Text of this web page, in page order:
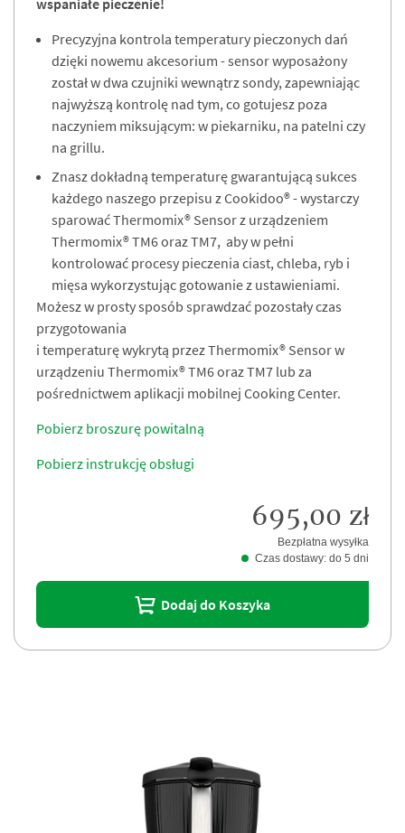
Precyzyjna kontrola temperatury pieczonych dań
dzięki nowemu akcesorium - sensor wyposażony
został w dwa czujniki wewnątrz sondy, zapewniając
najwyższą kontrolę nad tym, co gotujesz poza
naczyniem miksującym: w piekarniku, na patelni czy
na grillu.
Znasz dokładną temperaturę gwarantującą sukces
każdego naszego przepisu z Cookidoo® - wystarczy
sparować Thermomix® Sensor z urządzeniem
Thermomix® TM6 oraz TM7, aby w pełni
kontrolować procesy pieczenia ciast, chleba, ryb i
mięsa wykorzystując gotowanie z ustawieniami.
Możesz w prosty sposób sprawdzać pozostały czas
przygotowania
i temperaturę wykrytą przez Thermomix® Sensor w
urządzeniu Thermomix® TM6 oraz TM7 lub za
pośrednictwem aplikacji mobilnej Cooking Center.
Pobierz broszurę powitalną
Pobierz instrukcję obsługi
695,00 zł
Bezpłatna wysyłka
Czas dostawy: do 5 dni
Dodaj do Koszyka